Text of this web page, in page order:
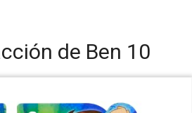
de Ben 10